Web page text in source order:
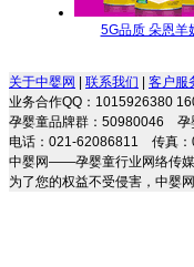
5G品质 朵恩羊
关于中婴网
联系我们 客户服
业务合作QQ：1015926380
孕婴童品牌群：50980046
电话：021-62086811 传真
中婴网——孕婴童行业网络传
为了您的权益不受侵害，中婴